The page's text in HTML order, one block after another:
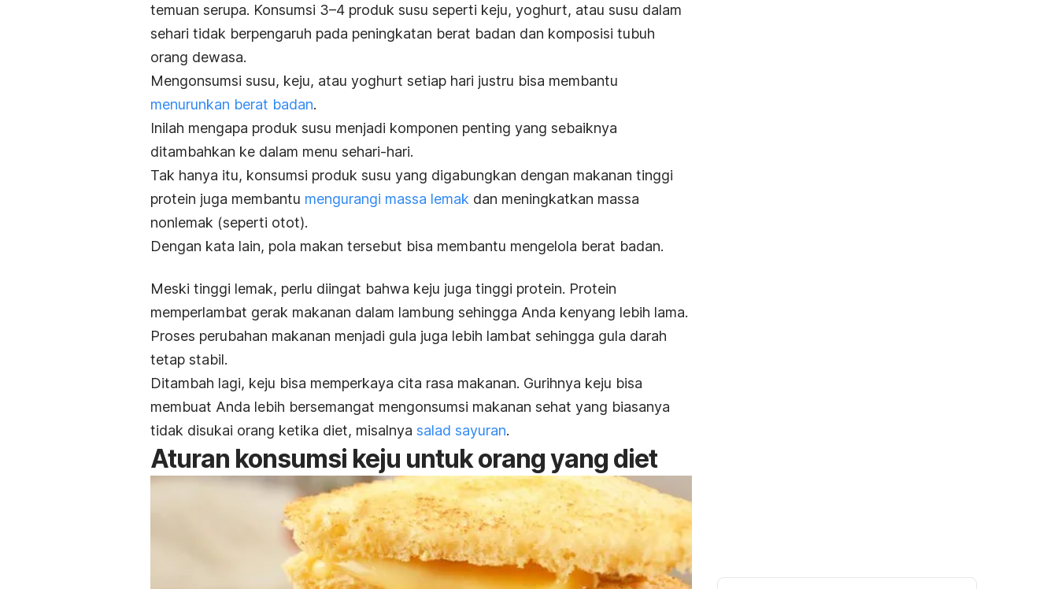
temuan serupa. Konsumsi 3–4 produk susu seperti keju, yoghurt, atau susu dalam
sehari tidak berpengaruh pada peningkatan berat badan dan komposisi tubuh
orang dewasa.
Mengonsumsi susu, keju, atau yoghurt setiap hari justru bisa membantu
menurunkan berat badan.
Inilah mengapa produk susu menjadi komponen penting yang sebaiknya
ditambahkan ke dalam menu sehari-hari.
Tak hanya itu, konsumsi produk susu yang digabungkan dengan makanan tinggi
protein juga membantu mengurangi massa lemak dan meningkatkan massa
nonlemak (seperti otot).
Dengan kata lain, pola makan tersebut bisa membantu mengelola berat badan.
Meski tinggi lemak, perlu diingat bahwa keju juga tinggi protein. Protein
memperlambat gerak makanan dalam lambung sehingga Anda kenyang lebih lama.
Proses perubahan makanan menjadi gula juga lebih lambat sehingga gula darah
tetap stabil.
Ditambah lagi, keju bisa memperkaya cita rasa makanan. Gurihnya keju bisa
membuat Anda lebih bersemangat mengonsumsi makanan sehat yang biasanya
tidak disukai orang ketika diet, misalnya salad sayuran.
Aturan konsumsi keju untuk orang yang diet